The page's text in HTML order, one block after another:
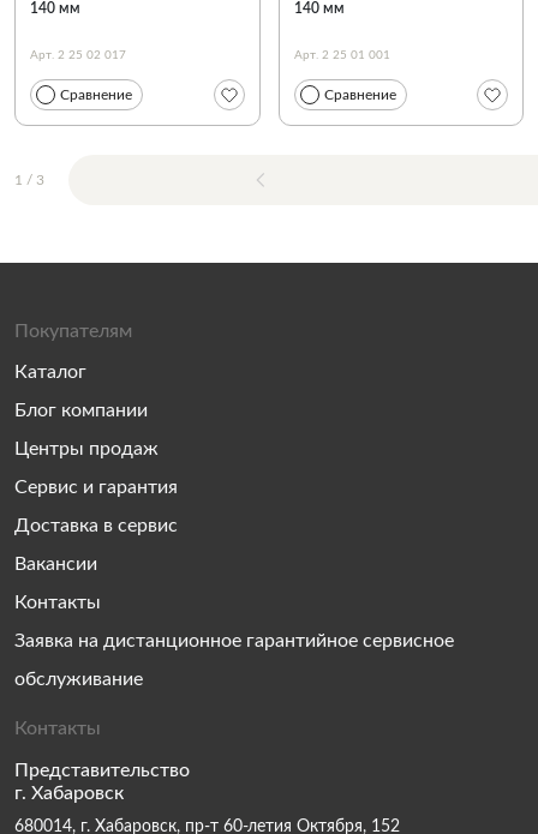
140 мм
Арт. 2 25 02 017
Сравнение
140 мм
Арт. 2 25 01 001
Сравнение
1 / 3
Покупателям
Каталог
Блог компании
Центры продаж
Сервис и гарантия
Доставка в сервис
Вакансии
Контакты
Заявка на дистанционное гарантийное сервисное
обслуживание
Контакты
Представительство
г. Хабаровск
680014, г. Хабаровск, пр-т 60-летия Октября, 152